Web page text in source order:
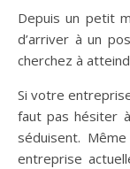
Depuis un petit
d’arriver à un
cherchez à
Si votre
faut pas hésiter
séduisent.
entreprise